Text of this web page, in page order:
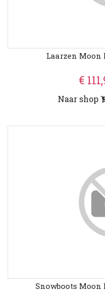
Laarzen Moon
€
Naar shop
Snowboots Moon